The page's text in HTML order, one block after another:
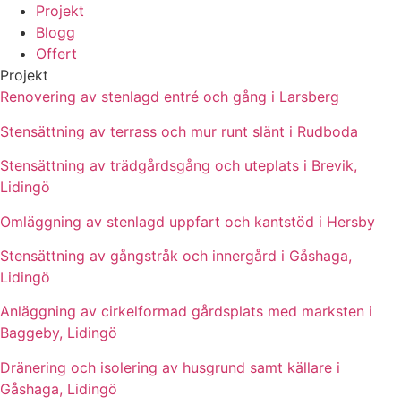
Projekt
Blogg
Offert
Projekt
Renovering av stenlagd entré och gång i Larsberg
Stensättning av terrass och mur runt slänt i Rudboda
Stensättning av trädgårdsgång och uteplats i Brevik,
Lidingö
Omläggning av stenlagd uppfart och kantstöd i Hersby
Stensättning av gångstråk och innergård i Gåshaga,
Lidingö
Anläggning av cirkelformad gårdsplats med marksten i
Baggeby, Lidingö
Dränering och isolering av husgrund samt källare i
Gåshaga, Lidingö